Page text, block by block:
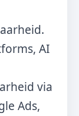
AI
via
Ads,